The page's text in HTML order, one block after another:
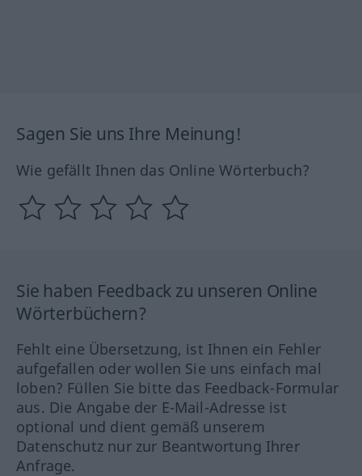
Sagen Sie uns Ihre Meinung!
Wie gefällt Ihnen das Online Wörterbuch?
Sie haben Feedback zu unseren Online
Wörterbüchern?
Fehlt eine Übersetzung, ist Ihnen ein Fehler
aufgefallen oder wollen Sie uns einfach mal
loben? Füllen Sie bitte das Feedback-Formular
aus. Die Angabe der E-Mail-Adresse ist
optional und dient gemäß unserem
Datenschutz nur zur Beantwortung Ihrer
Anfrage.